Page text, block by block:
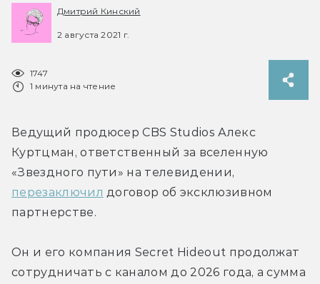
Дмитрий Кинский
2 августа 2021 г.
1747
1 минута на чтение
Ведущий продюсер CBS Studios Алекс
Куртцман, ответственный за вселенную
перезаключил договор об эксклюзивном
партнерстве.
Он и его компания Secret Hideout продолжат
сотрудничать с каналом до 2026 года, а сумма